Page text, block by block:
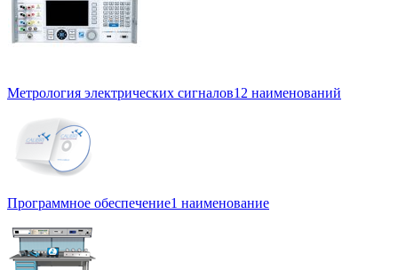
Метрология электрических сигналов12 наименований
Программное обеспечение1 наименование